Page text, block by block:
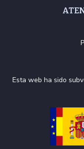
Esta web ha sido